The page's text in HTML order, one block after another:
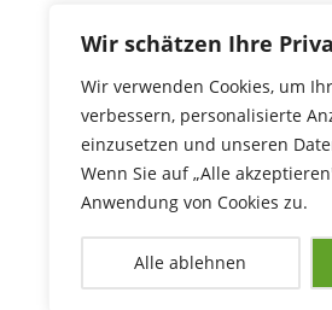
Wir schätzen Ihre
Wir verwenden Cookies, um
verbessern, personalisierte
einzusetzen und unseren
Wenn Sie auf „Alle
Anwendung von Cookies zu.
Alle ablehnen